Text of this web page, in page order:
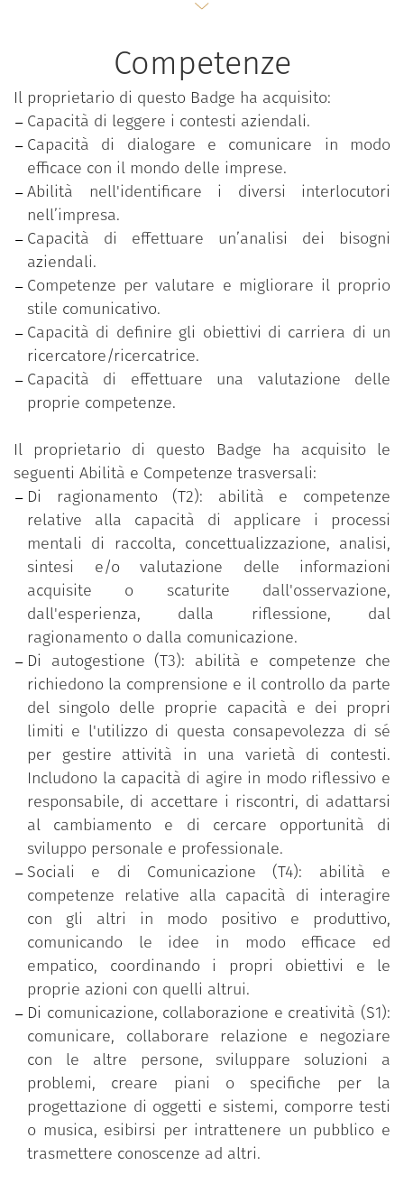
ruolo e l’employability del Ricercatore (il ruolo
conoscenza, i driver dello sviluppo
professionale, l’evoluzione della
professionalità) e sulle linee guida della
comunicazione con le imprese (il linguaggio e
le competenze distintive, come accrescere le
proprie competenze di gestione della
relazione e public speaking con le aziende);
laboratorio di public speaking per
sperimentare la preparazione di un pitch ed
elaborare un action plan individuale partire
dall’analisi del proprio stile comunicativo, degli
elementi di forza e di quelli da sviluppare per
lo sviluppo del proprio stile comunicativo.
Competenze
Il proprietario di questo Badge ha acquisito:
Capacità di leggere i contesti aziendali.
Capacità di dialogare e comunicare in modo
efficace con il mondo delle imprese.
Abilità nell'identificare i diversi interlocutori
nell’impresa.
Capacità di effettuare un’analisi dei bisogni
aziendali.
Competenze per valutare e migliorare il proprio
stile comunicativo.
Capacità di definire gli obiettivi di carriera di un
ricercatore/ricercatrice.
Capacità di effettuare una valutazione delle
proprie competenze.
Il proprietario di questo Badge ha acquisito le
seguenti Abilità e Competenze trasversali:
Di ragionamento (T2): abilità e competenze
relative alla capacità di applicare i processi
mentali di raccolta, concettualizzazione, analisi,
sintesi e/o valutazione delle informazioni
acquisite o scaturite dall'osservazione,
dall'esperienza, dalla riflessione, dal
ragionamento o dalla comunicazione.
Di autogestione (T3): abilità e competenze che
richiedono la comprensione e il controllo da parte
del singolo delle proprie capacità e dei propri
limiti e l'utilizzo di questa consapevolezza di sé
per gestire attività in una varietà di contesti.
Includono la capacità di agire in modo riflessivo e
responsabile, di accettare i riscontri, di adattarsi
al cambiamento e di cercare opportunità di
sviluppo personale e professionale.
Sociali e di Comunicazione (T4): abilità e
competenze relative alla capacità di interagire
con gli altri in modo positivo e produttivo,
comunicando le idee in modo efficace ed
empatico, coordinando i propri obiettivi e le
proprie azioni con quelli altrui.
Di comunicazione, collaborazione e creatività (S1):
comunicare, collaborare relazione e negoziare
con le altre persone, sviluppare soluzioni a
problemi, creare piani o specifiche per la
progettazione di oggetti e sistemi, comporre testi
o musica, esibirsi per intrattenere un pubblico e
trasmettere conoscenze ad altri.